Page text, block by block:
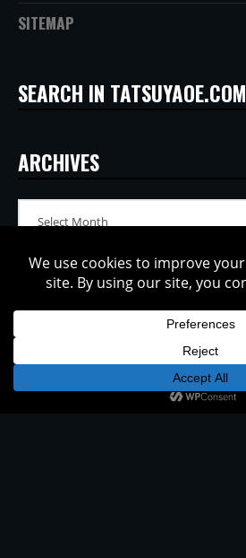
SITEMAP
SEARCH IN TATSUYAOE.COM
ARCHIVES
CATEGORIES IN TOPICS